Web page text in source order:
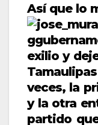
Así que lo
exilio y
veces, la
y la otra
partido